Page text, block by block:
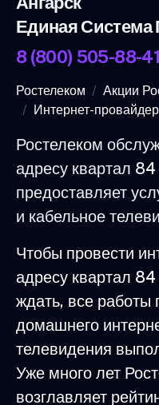
Единая
8 (800) 505-88-41
Ростелеком
Акции
Интернет-
Ростелеком
адресу квартал
предоставляет
и кабельное
Чтобы провести
адресу квартал
ждать, все
домашнего
телевидения
Уже много лет
возглавляет